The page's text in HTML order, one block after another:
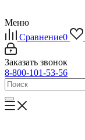
Меню
Сравнение0
Заказать звонок
8-800-101-53-56